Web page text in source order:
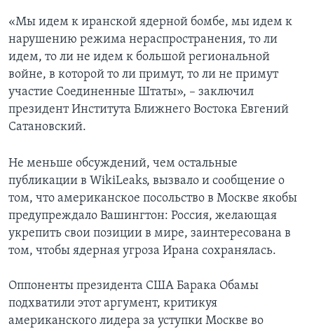
«Мы идем к иранской ядерной бомбе, мы идем к
нарушению режима нераспространения, то ли
идем, то ли не идем к большой региональной
войне, в которой то ли примут, то ли не примут
участие Соединенные Штаты», – заключил
президент Института Ближнего Востока Евгений
Сатановский.
Не меньше обсуждений, чем остальные
публикации в WikiLeaks, вызвало и сообщение о
том, что американское посольство в Москве якобы
предупреждало Вашингтон: Россия, желающая
укрепить свои позиции в мире, заинтересована в
том, чтобы ядерная угроза Ирана сохранялась.
Оппоненты президента США Барака Обамы
подхватили этот аргумент, критикуя
американского лидера за уступки Москве во